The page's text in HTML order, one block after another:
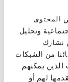
المحتوى
وتحليل
نشارك
من الشبكات
الذين يمكنهم
لهم أو
تخطيط